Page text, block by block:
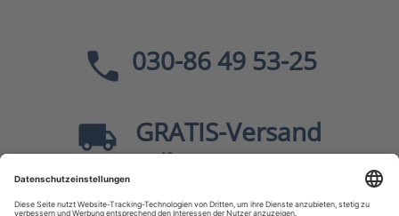
030-86 49 53-25
GRATIS-Versand
40
Sicher dank SSL